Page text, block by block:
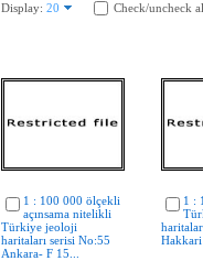
Display: 20 Check/uncheck
1 : 100 000 ölçekli
açınsama nitelikli
Türkiye jeoloji
haritaları serisi No:55
Ankara- F 15...
1 :
Hakkari